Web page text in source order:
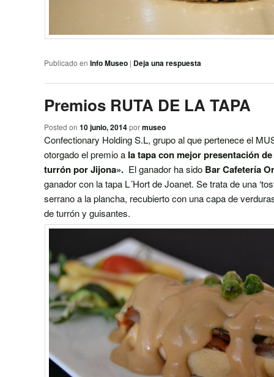
Publicado en Info Museo | Deja una respuesta
Premios RUTA DE LA TAPA
Posted on10 junio, 2014 pormuseo
Confectionary Holding S.L, grupo al que pertenece el
otorgado el premio a la tapa con mejor presentación
turrón por Jijona». El ganador ha sido Bar Cafetería
ganador con la tapa L´Hort de Joanet. Se trata de una
serrano a la plancha, recubierto con una capa de
de turrón y guisantes.